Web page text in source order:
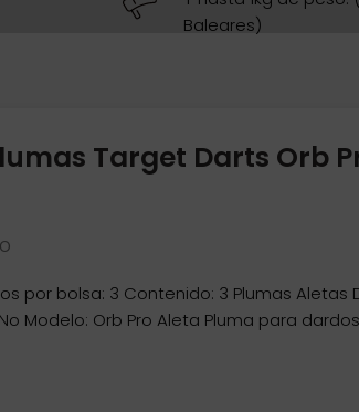
Baleares)
Target Darts Orb
por bolsa: 3 Contenido: 3 Plumas Aletas
Modelo: Orb Pro Aleta Pluma para